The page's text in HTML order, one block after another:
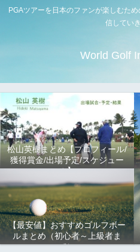
PGAツアーを日本のファンが楽しむた
信してい
World Golf
松山英樹まとめ【プロフィール/
獲得賞金/出場予定/スケジュー
ル】
【最安値】おすすめゴルフボー
ルまとめ（初心者～上級者ま
で）